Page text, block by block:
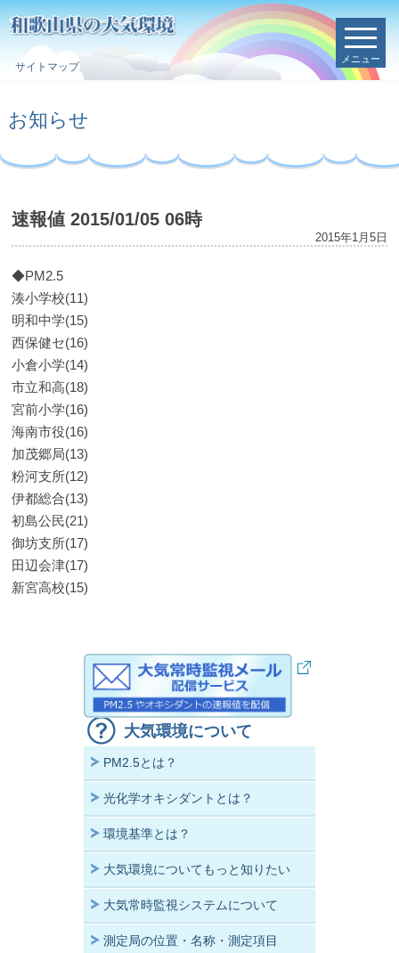
サイトマップ
メニュー
お知らせ
速報値 2015/01/05 06時
2015年1月5日
◆PM2.5
湊小学校(11)
明和中学(15)
西保健セ(16)
小倉小学(14)
市立和高(18)
宮前小学(16)
海南市役(16)
加茂郷局(13)
粉河支所(12)
伊都総合(13)
初島公民(21)
御坊支所(17)
田辺会津(17)
新宮高校(15)
大気環境について
PM2.5とは？
光化学オキシダントとは？
環境基準とは？
大気環境についてもっと知りたい
大気常時監視システムについて
測定局の位置・名称・測定項目